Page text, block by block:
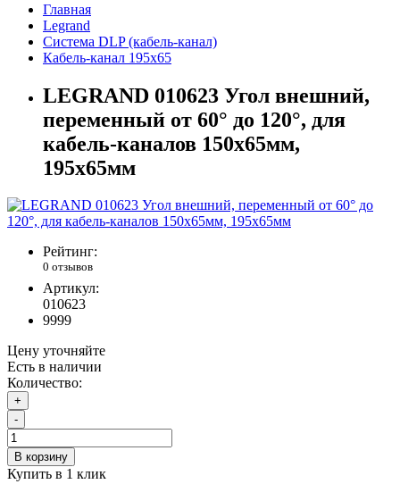
Главная
Legrand
Система DLP (кабель-канал)
Кабель-канал 195х65
LEGRAND 010623 Угол внешний,
переменный от 60° до 120°, для
кабель-каналов 150х65мм,
195х65мм
Рейтинг:
0 отзывов
Артикул:
010623
9999
Цену уточняйте
Есть в наличии
Количество:
+
-
В корзину
Купить в 1 клик